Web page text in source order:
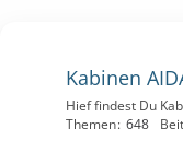
Kabinen
Hief findest Du
Themen 648